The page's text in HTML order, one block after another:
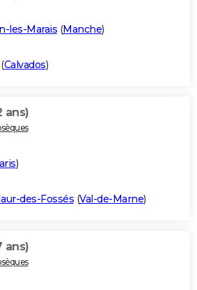
les-Marais (Manche)
Calvados)
ans)
)
des-Fossés (Val-de-Marne)
ans)